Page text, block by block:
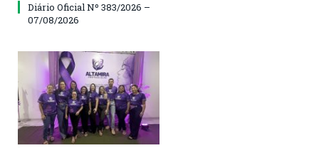
Diário Oficial Nº 383/2026 –
07/08/2026